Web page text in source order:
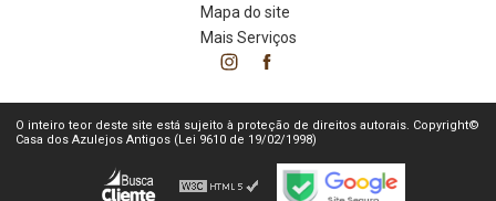
Mapa do site
Mais Serviços
O inteiro teor deste site está sujeito à proteção de direitos autorais. Copyright©
Casa dos Azulejos Antigos (Lei 9610 de 19/02/1998)